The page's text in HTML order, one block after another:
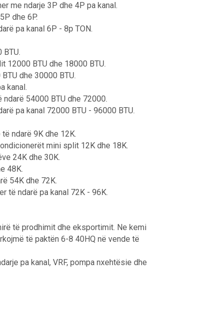
me ndarje 3P dhe 4P pa kanal.
dhe 6P.
pa kanal 6P - 8p TON.
12000 BTU dhe 18000 BTU.
dhe 30000 BTU.
kanal.
54000 BTU dhe 72000.
pa kanal 72000 BTU - 96000 BTU.
ndarë 9K dhe 12K.
mini split 12K dhe 18K.
24K dhe 30K.
48K.
54K dhe 72K.
të ndarë pa kanal 72K - 96K.
të prodhimit dhe eksportimit. Ne kemi
të paktën 6-8 40HQ në vende të
pa kanal, VRF, pompa nxehtësie dhe